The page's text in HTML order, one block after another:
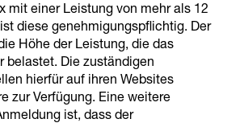
mit einer Leistung von mehr als 12
diese genehmigungspflichtig. Der
Höhe der Leistung, die das
belastet. Die zuständigen
hierfür auf ihren Websites
zur Verfügung. Eine weitere
ist, dass der